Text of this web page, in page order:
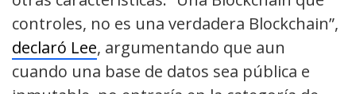
controles, no es una verdadera Blockchain”,
declaró Lee, argumentando que aun
cuando una base de datos sea pública e